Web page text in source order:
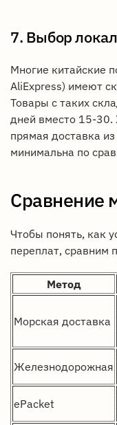
7. Выбор
Многие китайские
AliExpress) имеют
Товары с таких
дней вместо 15-30.
прямая доставка
минимальна по
Сравнение
Чтобы понять, как
переплат, сравним
Метод
Морская доставка
Железнодорожная
ePacket